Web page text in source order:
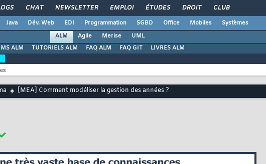
CHAT NEWSLETTER EMPLOI ÉTUDES DROIT CLUB
Java Dév. Web EDI Programmation SGBD Office Mobiles
Systèmes
ALM
Agile Merise
UML
ALM
TUTORIELS ALM FAQ ALM FAQ GIT LIVRES ALM
[MEA] Comment modéliser la gestion des années ?